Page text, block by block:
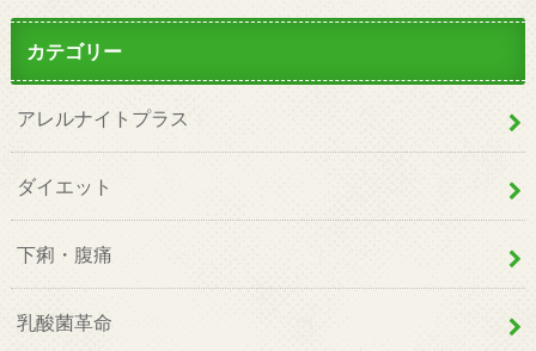
カテゴリー
アレルナイトプラス
ダイエット
下痢・腹痛
乳酸菌革命